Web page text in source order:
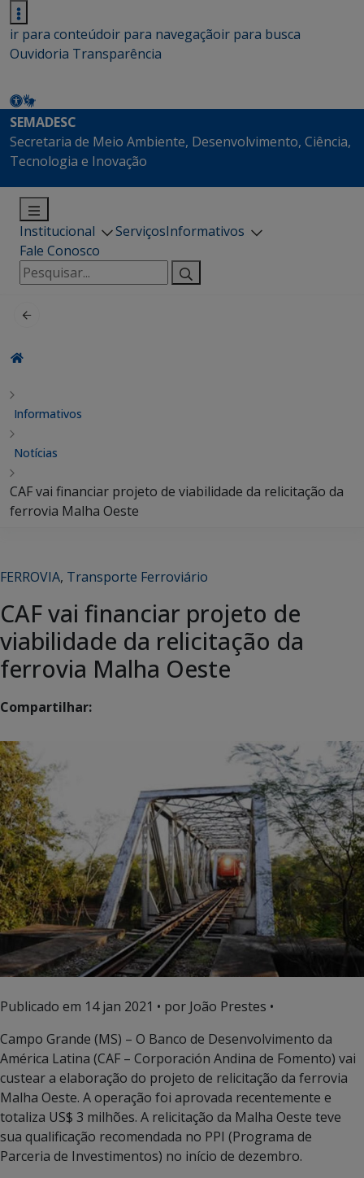
ir para conteúdoir para navegaçãoir para busca
Ouvidoria Transparência
SEMADESC
Secretaria de Meio Ambiente, Desenvolvimento, Ciência,
Tecnologia e Inovação
Institucional ServiçosInformativos
Fale Conosco
Pesquisar
por:
Informativos
Notícias
CAF vai financiar projeto de viabilidade da relicitação da
ferrovia Malha Oeste
FERROVIA, Transporte Ferroviário
CAF vai financiar projeto de
viabilidade da relicitação da
ferrovia Malha Oeste
Compartilhar:
Publicado em 14 jan 2021 • por João Prestes •
Campo Grande (MS) – O Banco de Desenvolvimento da
América Latina (CAF – Corporación Andina de Fomento) vai
custear a elaboração do projeto de relicitação da ferrovia
Malha Oeste. A operação foi aprovada recentemente e
totaliza US$ 3 milhões. A relicitação da Malha Oeste teve
sua qualificação recomendada no PPI (Programa de
Parceria de Investimentos) no início de dezembro.